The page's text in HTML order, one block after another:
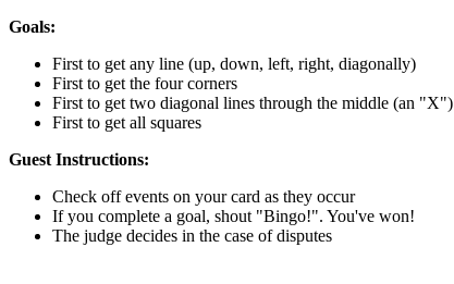
Goals:
First to get any line (up, down, left, right, diagonally)
First to get the four corners
First to get two diagonal lines through the middle (an "X")
First to get all squares
Guest Instructions:
Check off events on your card as they occur
If you complete a goal, shout "Bingo!". You've won!
The judge decides in the case of disputes